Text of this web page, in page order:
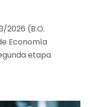
2026 (B.O.
Economía
etapa